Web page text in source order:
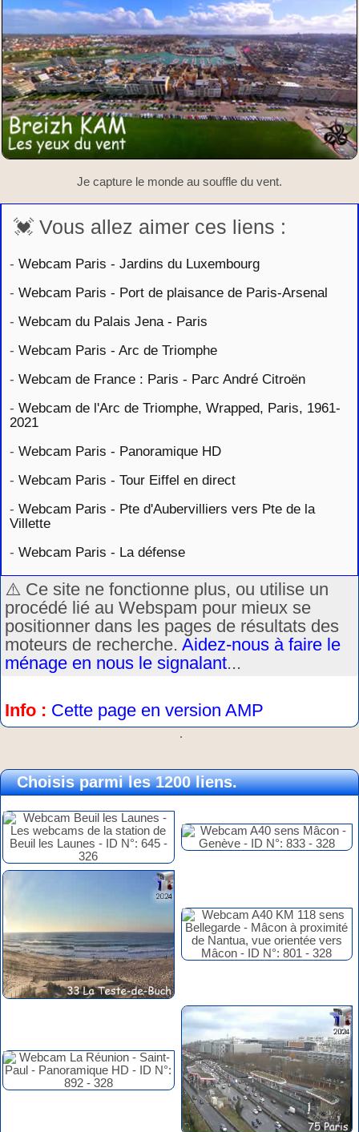
Je capture le monde au souffle du vent.
💓 Vous allez aimer ces liens :
- Webcam Paris - Jardins du Luxembourg
- Webcam Paris - Port de plaisance de Paris-Arsenal
- Webcam du Palais Jena - Paris
- Webcam Paris - Arc de Triomphe
- Webcam de France : Paris - Parc André Citroën
- Webcam de l'Arc de Triomphe, Wrapped, Paris, 1961-
2021
- Webcam Paris - Panoramique HD
- Webcam Paris - Tour Eiffel en direct
- Webcam Paris - Pte d'Aubervilliers vers Pte de la
Villette
- Webcam Paris - La défense
⚠️ Ce site ne fonctionne plus, ou utilise un
procédé lié au Webspam pour mieux se
positionner dans les pages de résultats des
moteurs de recherche. Aidez-nous à faire le
ménage en nous le signalant...
Info : Cette page en version AMP
.
Choisis parmi les 1200 liens.